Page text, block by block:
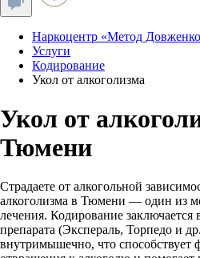
Наркоцентр «Метод
Услуги
Кодирование
Укол от алкоголизма
Укол от
Тюмени
Страдаете от алкогольной
алкоголизма в Тюмени — один из
лечения. Кодирование заключается
препарата (Экспераль, Торпедо и
внутримышечно, что способствует